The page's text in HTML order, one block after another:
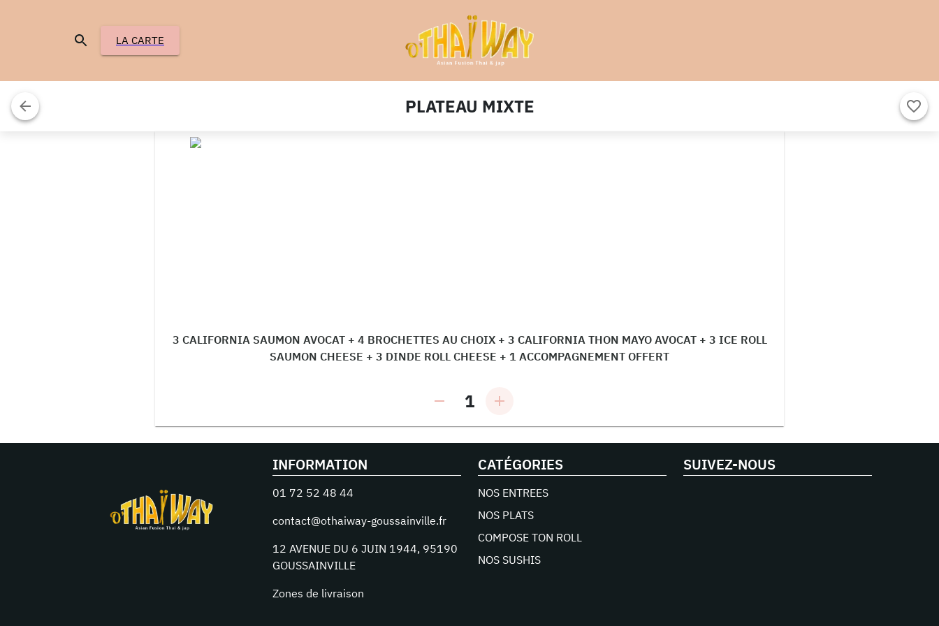
LA CARTE
PLATEAU MIXTE
3 CALIFORNIA SAUMON AVOCAT + 4 BROCHETTES AU CHOIX + 3 CALIFORNIA THON MAYO AVOCAT + 3 ICE ROLL
SAUMON CHEESE + 3 DINDE ROLL CHEESE + 1 ACCOMPAGNEMENT OFFERT
1
INFORMATION
01 72 52 48 44
contact@othaiway-goussainville.fr
12 AVENUE DU 6 JUIN 1944, 95190
GOUSSAINVILLE
Zones de livraison
CATÉGORIES
NOS ENTREES
NOS PLATS
COMPOSE TON ROLL
NOS SUSHIS
SUIVEZ-NOUS